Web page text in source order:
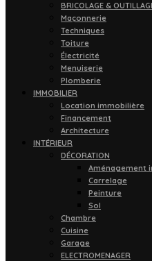
BRICOLAGE &
Maçonnerie
Techniques
Toiture
Électricité
Menuiserie
Plomberie
IMMOBILIER
Location immobilière
Financement
Architecture
INTÉRIEUR
DÉCORATION
Aménagement
Carrelage
Peinture
Sol
Chambre
Cuisine
Garage
ELECTROMENAGER